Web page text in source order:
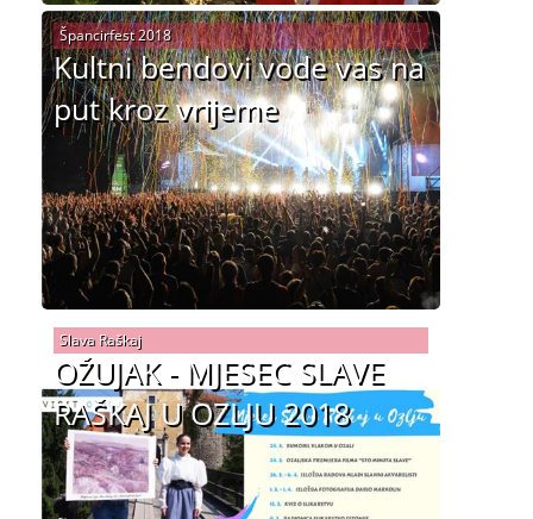
Kultni bendovi vode vas na
put kroz vrijeme
Špancirfest 2018
OŽUJAK - MJESEC SLAVE
RAŠKAJ U OZLJU 2018
Slava Raškaj